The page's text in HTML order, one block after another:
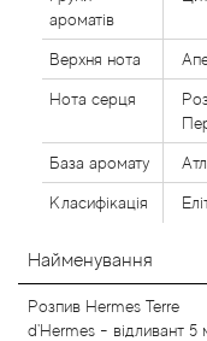
ароматів
Верхня нота
Нота серця
База аромату
Класифікація
Найменування
Розпив Hermes Terre
d'Hermes - відливант 5